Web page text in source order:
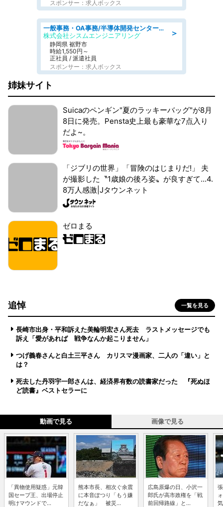
スポンサー：求人ボックス
＞
一般事務・OA事務/半導体開発センター内で事務&軽作業スタッフ、募集
株式会社シスムエンジニアリング
静岡県 裾野市
時給1,550円～
正社員 / 派遣社員
スポンサー：求人ボックス
姉妹サイト
Suicaのペンギン"夏のラッキーバッグ"が8月
8日に発売。Pensta史上最も豪華な7点入り
だよ~。
「ジブリの世界」「冒険のはじまりだ!」 夫
が撮影した〝1歳娘の後ろ姿〟が良すぎて...4.
8万人感激|Jタウンネット
ゼロまる
追悼 一覧を見る
長崎市出身・平和訴えた美輪明宏さん死去 ラストメッセージでも
訴え「愛があれば 戦争なんか起こりません」
つげ義春さんと白土三平さん カリスマ漫画家、二人の「違い」と
は？
死去した丹羽宇一郎さんは、経済界有数の読書家だった 『死ぬほ
ど読書』ベストセラーに
動画で見る 画像で見る
「異物使用疑惑」元韓
国セーブ王、出場停止
明けマウンドで...
熊本市長、相次ぐ余震
に本音ぽつり「もう嫌
だなぁ」 被災...
広島原爆の日、小沢一
郎氏が高市政権を「戦
前回帰路線」と...